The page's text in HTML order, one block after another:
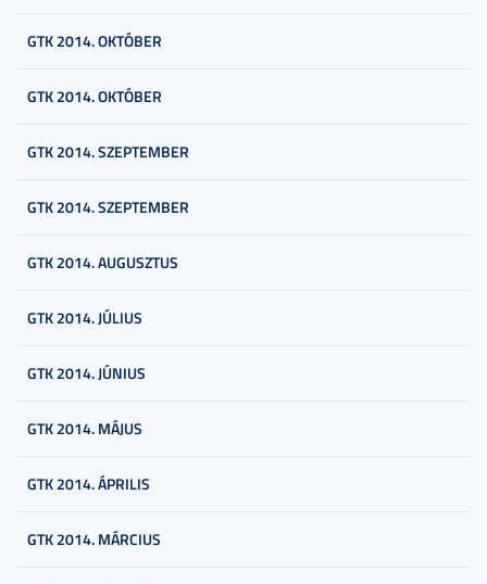
GTK 2014. OKTÓBER
GTK 2014. OKTÓBER
GTK 2014. SZEPTEMBER
GTK 2014. SZEPTEMBER
GTK 2014. AUGUSZTUS
GTK 2014. JÚLIUS
GTK 2014. JÚNIUS
GTK 2014. MÁJUS
GTK 2014. ÁPRILIS
GTK 2014. MÁRCIUS